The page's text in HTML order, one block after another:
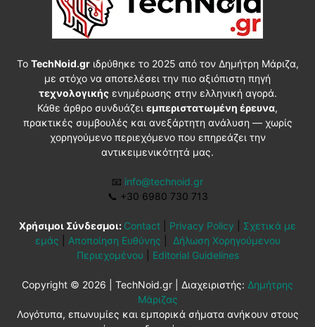
Το TechNoid.grιδρύθηκε το 2025 από τον Δημήτρη Μάριζα,
με στόχο να αποτελέσει την πιο αξιόπιστη πηγή
τεχνολογικήςενημέρωσης στην ελληνική αγορά.
Κάθε άρθρο συνδυάζει εμπεριστατωμένη έρευνα,
πρακτικές συμβουλές και ανεξάρτητη ανάλυση — χωρίς
χορηγούμενο περιεχόμενο που επηρεάζει την
αντικειμενικότητά μας.
📧 info@technoid.gr
📞 +30 6980 730 713
Χρήσιμοι Σύνδεσμοι: Contact Privacy Policy
Σχετικά με
εμάς
Αποποίηση Ευθύνης
Δήλωση Χορηγούμενου
Περιεχομένου
Editorial Guidelines
Copyright © 2026 | TechNoid.gr | Διαχειριστής: Δημήτρης
Μάριζας
Λογότυπα, επωνυμίες και εμπορικά σήματα ανήκουν στους